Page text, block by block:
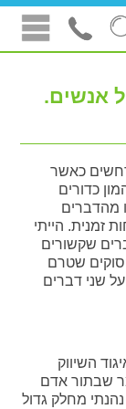
אנשים.
כאשר
כדורים
מהדברים
זמנית. הייתי
שקשורים
שטרם
שני דברים
השיווק
שבתור אדם
מחלק גדול